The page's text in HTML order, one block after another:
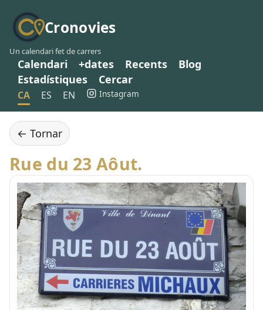
Cronovies
Un calendari fet de carrers
Calendari +dates Recents
Blog
Estadístiques
Cercar
CA ES EN Instagram
← Tornar
Rue du 23 Aôut.